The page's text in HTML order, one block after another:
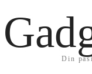
Din